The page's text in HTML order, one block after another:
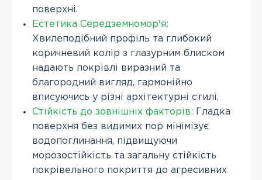
поверхні.
Естетика Середземномор'я:
Хвилеподібний профіль та глибокий
коричневий колір з глазурним блиском
надають покрівлі виразний та
благородний вигляд, гармонійно
вписуючись у різні архітектурні стилі.
Стійкість до зовнішніх факторів: Гладка
поверхня без видимих пор мінімізує
водопоглинання, підвищуючи
морозостійкість та загальну стійкість
покрівельного покриття до агресивних